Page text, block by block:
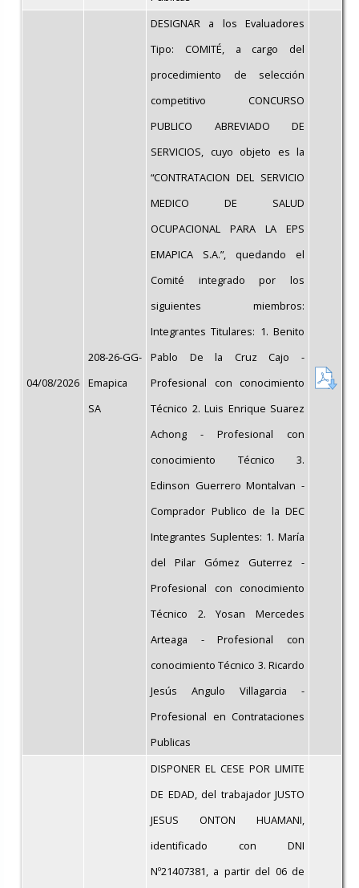
04/08/2026
208-26-GG-
Emapica
SA
DESIGNAR a los Evaluadores
Tipo: COMITÉ, a cargo del
procedimiento de selección
competitivo CONCURSO
PUBLICO ABREVIADO DE
SERVICIOS, cuyo objeto es la
“CONTRATACION DEL SERVICIO
MEDICO DE SALUD
OCUPACIONAL PARA LA EPS
EMAPICA S.A.”, quedando el
Comité integrado por los
siguientes miembros:
Integrantes Titulares: 1. Benito
Pablo De la Cruz Cajo -
Profesional con conocimiento
Técnico 2. Luis Enrique Suarez
Achong - Profesional con
conocimiento Técnico 3.
Edinson Guerrero Montalvan -
Comprador Publico de la DEC
Integrantes Suplentes: 1. María
del Pilar Gómez Guterrez -
Profesional con conocimiento
Técnico 2. Yosan Mercedes
Arteaga - Profesional con
conocimiento Técnico 3. Ricardo
Jesús Angulo Villagarcia -
Profesional en Contrataciones
Publicas
DISPONER EL CESE POR LIMITE
DE EDAD, del trabajador JUSTO
JESUS ONTON HUAMANI,
identificado con DNI
Nº21407381, a partir del 06 de